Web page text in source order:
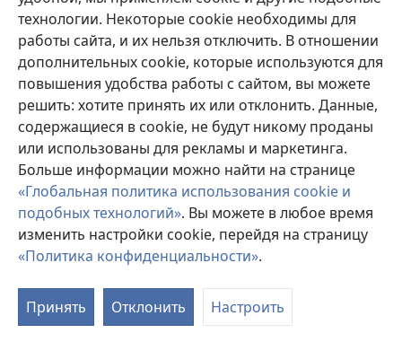
технологии. Некоторые cookie необходимы для
работы сайта, и их нельзя отключить. В отношении
дополнительных cookie, которые используются для
повышения удобства работы с сайтом, вы можете
решить: хотите принять их или отклонить. Данные,
содержащиеся в cookie, не будут никому проданы
или использованы для рекламы и маркетинга.
Больше информации можно найти на странице
«Глобальная политика использования cookie и
подобных технологий». Вы можете в любое время
изменить настройки cookie, перейдя на страницу
«Политика конфиденциальности».
Принять Отклонить Настроить
окне)
(открывается
новом
окне)
JW Hub®
(открывается
в
новом
окне)
JW Library ®
Watchtower Library
Copyright© 2026 Watch Tower Bible and Tract Society of Pennsylvania.
УСЛОВИЯ ИСПОЛЬЗОВАНИЯ|ПОЛИТИКА
КОНФИДЕНЦИАЛЬНОСТИ
КОНФИДЕНЦИАЛЬНОСТИ